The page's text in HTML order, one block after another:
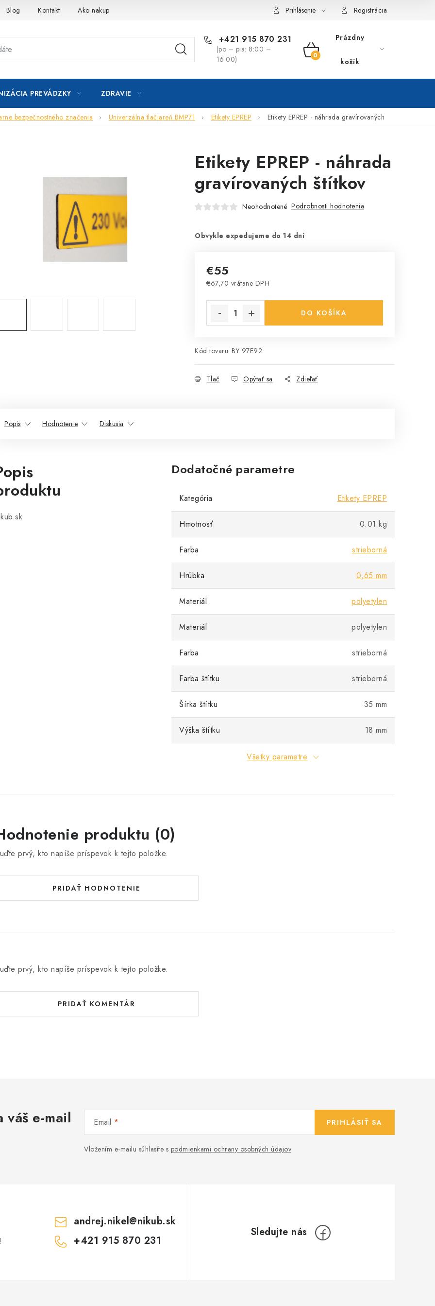
Blog Kontakt Ako nakupovať Prihlásenie Registrácia
+421 915 870 231
(po – pia: 8:00 –
16:00)
NÁKUPNÝ
Prázdny
košík
PREVÁDZKY ZDRAVIE
bezpečnostného značenia Univerzálna tlačiareň BMP71 Etikety EPREP Etikety EPREP - náhrada gravírovaných
Etikety EPREP - náhrada
gravírovaných štítkov
Neohodnotené Podrobnosti hodnotenia
Obvykle expedujeme do 14 dní
€55
€67,70 vrátane DPH
DO KOŠÍKA
Kód tovaru: BY 97E92
Tlač Opýtať sa Zdieľať
Popis Hodnotenie Diskusia
Dodatočné parametre
Kategória Etikety EPREP
Hmotnosť 0.01 kg
Farba strieborná
Hrúbka 0,65 mm
Materiál polyetylen
Materiál polyetylen
Farba strieborná
Farba štítku strieborná
Šírka štítku 35 mm
Výška štítku 18 mm
Všetky parametre
produktu (0)
prvý, kto napíše príspevok k tejto položke.
PRIDAŤ HODNOTENIE
prvý, kto napíše príspevok k tejto položke.
PRIDAŤ KOMENTÁR
e-mail Email
Vložením e-mailu súhlasíte s podmienkami ochrany osobných údajov
PRIHLÁSIŤ SA
andrej.nikel@nikub.sk
+421 915 870 231